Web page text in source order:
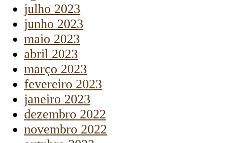
julho 2023
junho 2023
maio 2023
abril 2023
março 2023
fevereiro 2023
janeiro 2023
dezembro 2022
novembro 2022